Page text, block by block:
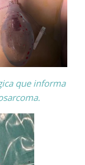
que informa